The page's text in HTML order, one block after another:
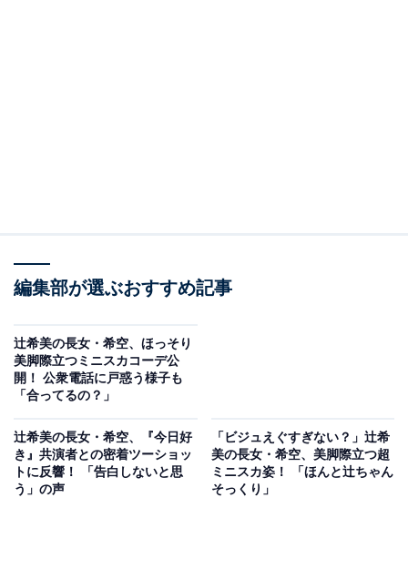
編集部が選ぶおすすめ記事
辻希美の長女・希空、ほっそり
美脚際立つミニスカコーデ公
開！ 公衆電話に戸惑う様子も
「合ってるの？」
辻希美の長女・希空、『今日好
き』共演者との密着ツーショッ
トに反響！ 「告白しないと思
う」の声
「ビジュえぐすぎない？」辻希
美の長女・希空、美脚際立つ超
ミニスカ姿！ 「ほんと辻ちゃん
そっくり」